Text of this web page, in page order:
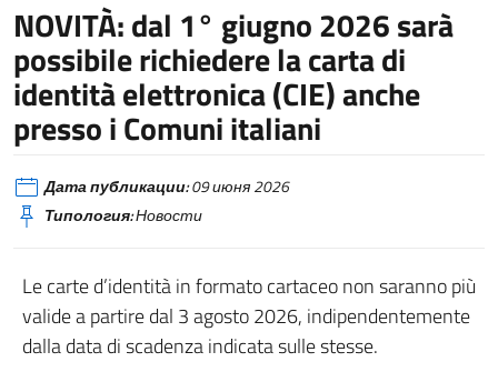
NOVITÀ: dal 1° giugno 2026 sarà
possibile richiedere la carta di
identità elettronica (CIE) anche
presso i Comuni italiani
Дата публикации:09 июня 2026
Типология:Новости
Le carte d’identità in formato cartaceo non saranno più
valide a partire dal 3 agosto 2026, indipendentemente
dalla data di scadenza indicata sulle stesse.